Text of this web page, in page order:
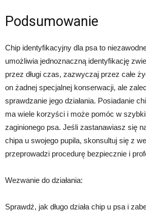
Podsumowanie
Chip identyfikacyjny dla psa to
umożliwia jednoznaczną identyfikację
przez długi czas, zazwyczaj przez całe
on żadnej specjalnej konserwacji, ale
sprawdzanie jego działania. Posiadanie
ma wiele korzyści i może pomóc w
zaginionego psa. Jeśli zastanawiasz się
chipa u swojego pupila, skonsultuj się z
przeprowadzi procedurę bezpiecznie i
Wezwanie do działania:
Sprawdź, jak długo działa chip u psa i